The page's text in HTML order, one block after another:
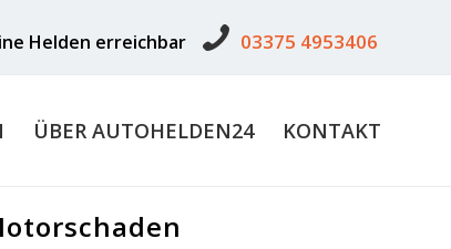
Helden erreichbar 03375 4953406
ÜBER AUTOHELDEN24 KONTAKT